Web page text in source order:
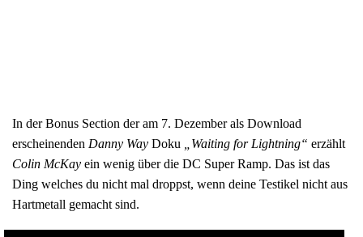
In der Bonus Section der am 7. Dezember als Download
erscheinenden Danny Way Doku „Waiting for Lightning“ erzählt
Colin McKay ein wenig über die DC Super Ramp. Das ist das
Ding welches du nicht mal droppst, wenn deine Testikel nicht aus
Hartmetall gemacht sind.